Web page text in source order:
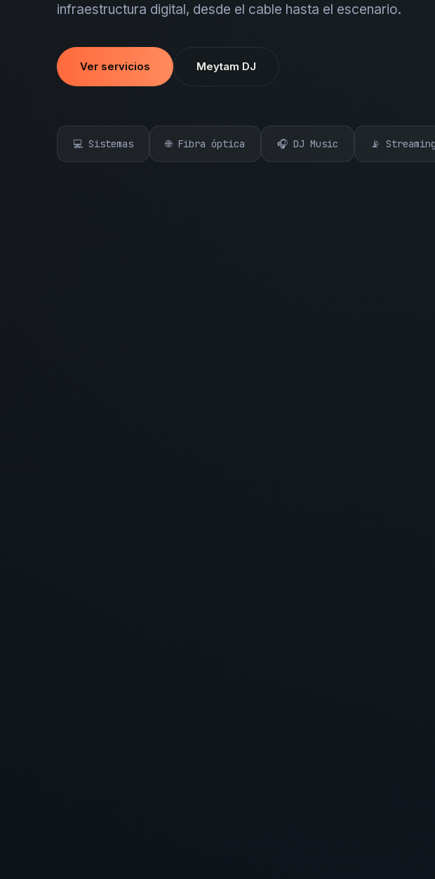
infraestructura digital, desde el cable hasta el escenario.
Ver servicios Meytam DJ
💻 Sistemas 🌐 Fibra óptica 🎧 DJ Music 📡 Streaming